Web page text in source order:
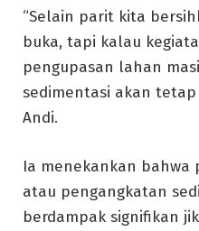
“Selain parit kita
buka, tapi kalau
pengupasan lahan
sedimentasi akan
Andi.
Ia menekankan bahwa
atau pengangkatan
berdampak signifikan